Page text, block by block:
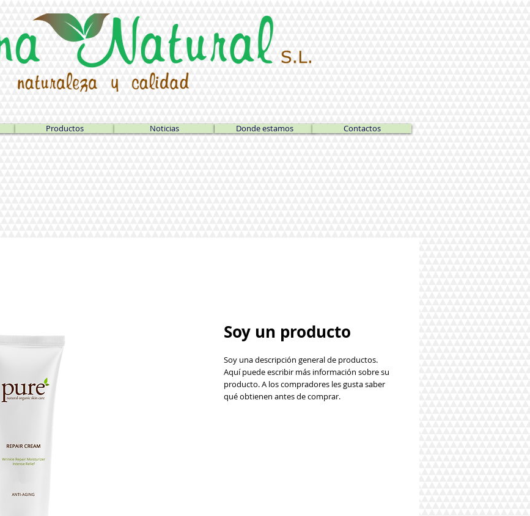
Productos Noticias Donde estamos Contactos
Soy un producto
Soy una descripción general de productos.
Aquí puede escribir más información sobre su
producto. A los compradores les gusta saber
qué obtienen antes de comprar.